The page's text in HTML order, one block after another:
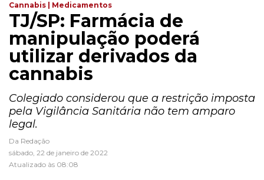
Cannabis | Medicamentos
TJ/SP: Farmácia de
manipulação poderá
utilizar derivados da
cannabis
Colegiado considerou que a restrição imposta
pela Vigilância Sanitária não tem amparo
legal.
Da Redação
sábado, 22 de janeiro de 2022
Atualizado às 08:08